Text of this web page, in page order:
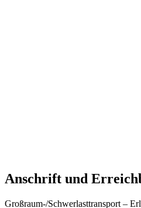
Anschrift und
Großraum-/Schwerlasttransport –